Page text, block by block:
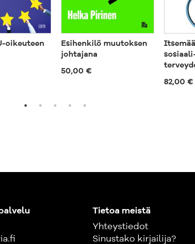
oikeuteen
Esihenkilö muutoksen
johtajana
50,00 €
82,00 €
Tietoa meistä
Yhteystiedot
Sinustako kirjailija?